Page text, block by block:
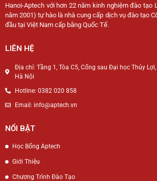
Hanoi-Aptech với hơn 22 năm kinh nghiệm đào tạo
năm 2001) tự hào là nhà cung cấp dịch vụ đào tạo
đầu tại Việt Nam cấp bằng Quốc Tế.
LIÊN HỆ
Địa chỉ: Tầng 1, Tòa C5, Cổng sau Đại học Thủy
Hà Nội
Hotline: 0382 020 858
Email: info@aptech.vn
NỔI BẬT
Học Bổng Aptech
Giới Thiệu
Chương Trình Đào Tạo